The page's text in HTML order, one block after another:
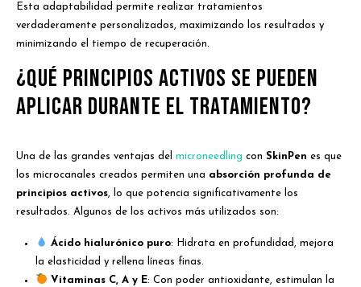
Esta adaptabilidad permite realizar tratamientos
verdaderamente personalizados, maximizando los resultados y
minimizando el tiempo de recuperación.
¿Qué principios activos se pueden
aplicar durante el tratamiento?
Una de las grandes ventajas del microneedling con SkinPen es que
los microcanales creados permiten una absorción profunda de
principios activos, lo que potencia significativamente los
resultados. Algunos de los activos más utilizados son:
Ácido hialurónico puro: Hidrata en profundidad, mejora
la elasticidad y rellena líneas finas.
Vitaminas C, A y E: Con poder antioxidante, estimulan la